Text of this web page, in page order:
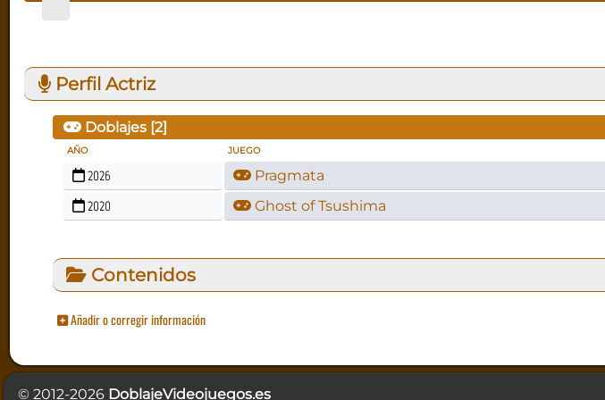
Perfil Actriz
Doblajes [2]
AÑO JUEGO
2026 Pragmata
2020 Ghost of Tsushima
Contenidos
Añadir o corregir información
© 2012-2026 DoblajeVideojuegos.es